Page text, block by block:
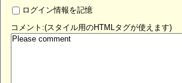
ログイン情報を記憶
コメント:(スタイル用のHTMLタグが使えます)